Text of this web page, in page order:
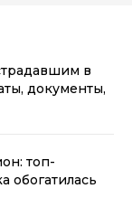
в
документы,
топ-
обогатилась